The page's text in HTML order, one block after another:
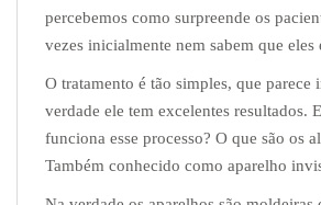
percebemos como surpreende os
vezes inicialmente nem sabem que eles
O tratamento é tão simples, que parece
verdade ele tem excelentes resultados.
funciona esse processo? O que são os
Também conhecido como aparelho